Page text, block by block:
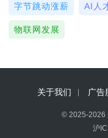
字节跳动涨薪 AI人
物联网发展
关于我们 广告
© 2025-2026
沪